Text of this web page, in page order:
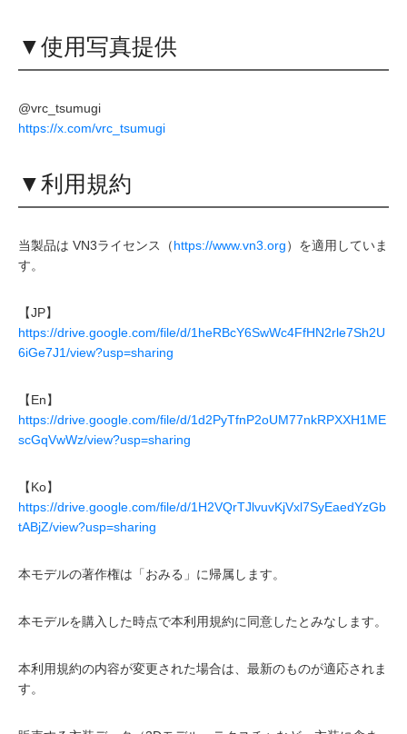
▼使用写真提供
@vrc_tsumugi
https://x.com/vrc_tsumugi
▼利用規約
当製品は VN3ライセンス（https://www.vn3.org）を適用していま
す。
【JP】
https://drive.google.com/file/d/1heRBcY6SwWc4FfHN2rle7Sh2U
6iGe7J1/view?usp=sharing
【En】
https://drive.google.com/file/d/1d2PyTfnP2oUM77nkRPXXH1ME
scGqVwWz/view?usp=sharing
【Ko】
https://drive.google.com/file/d/1H2VQrTJlvuvKjVxl7SyEaedYzGb
tABjZ/view?usp=sharing
本モデルの著作権は「おみる」に帰属します。
本モデルを購入した時点で本利用規約に同意したとみなします。
本利用規約の内容が変更された場合は、最新のものが適応されま
す。